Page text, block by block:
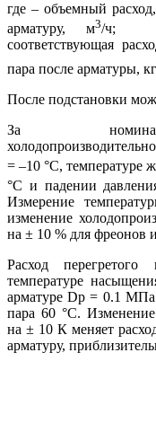
где – объемный
арматуру, м3/ч; –
соответствующая
пара после арматуры,
После подстановки
За
= –10 °С, температуре
°С и падении
Измерение
изменение
на ± 10 % для фреонов
Расход
температуре
арматуре Dр = 0.1 МПа
пара 60 °С. Изменение
на ± 10 К меняет
арматуру,